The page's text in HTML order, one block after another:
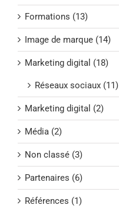
Formations (13)
Image de marque (14)
Marketing digital (18)
Réseaux sociaux (11)
Marketing digital (2)
Média (2)
Non classé (3)
Partenaires (6)
Références (1)